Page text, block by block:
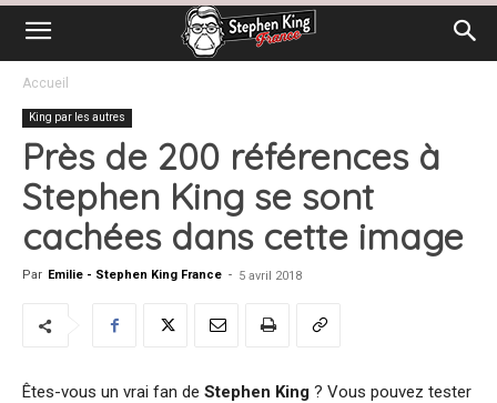
Accueil
King par les autres
Près de 200 références à
Stephen King se sont
cachées dans cette image
Par Emilie - Stephen King France - 5 avril 2018
Êtes-vous un vrai fan de Stephen King ? Vous pouvez tester